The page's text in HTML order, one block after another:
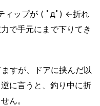
ィップが ( ﾟдﾟ) ←折れ
で手元にまで下りてき
すが、ドアに挟んだ以
に言うと、釣り中に折
ん。